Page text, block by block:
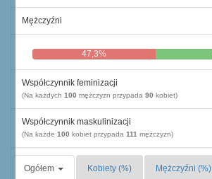
Mężczyźni
47,3%
Współczynnik feminizacji
(Na każdych 100 mężczyzn przypada 90 kobiet)
Współczynnik maskulinizacji
(Na każde 100 kobiet przypada 111 mężczyzn)
Ogółem Kobiety (%) Mężczyźni (%)